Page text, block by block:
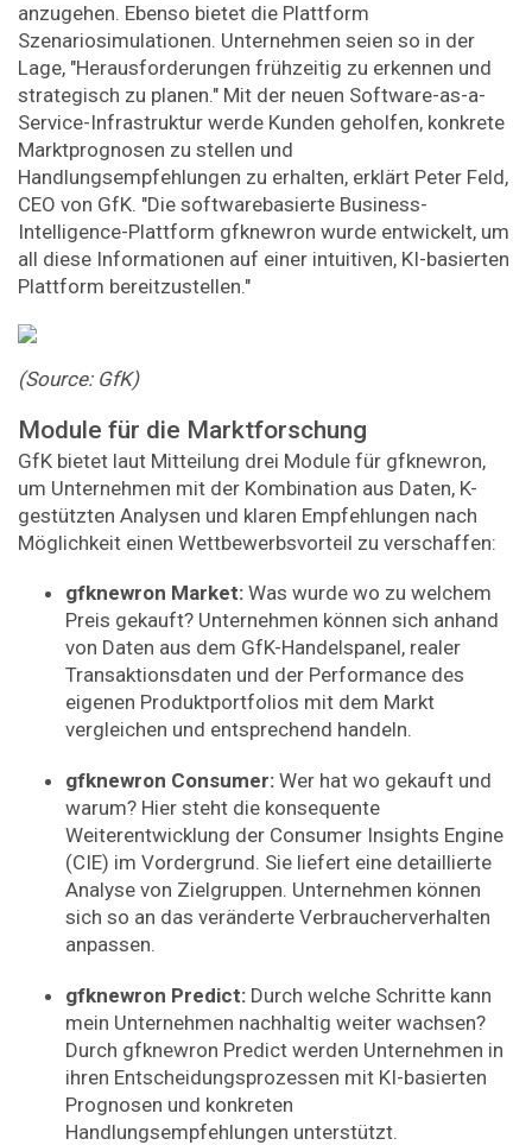
anzugehen. Ebenso bietet die Plattform
Szenariosimulationen. Unternehmen seien so in der
Lage, "Herausforderungen frühzeitig zu erkennen und
strategisch zu planen." Mit der neuen Software-as-a-
Service-Infrastruktur werde Kunden geholfen, konkrete
Marktprognosen zu stellen und
Handlungsempfehlungen zu erhalten, erklärt Peter Feld,
CEO von GfK. "Die softwarebasierte Business-
Intelligence-Plattform gfknewron wurde entwickelt, um
all diese Informationen auf einer intuitiven, KI-basierten
Plattform bereitzustellen."
(Source: GfK)
Module für die Marktforschung
GfK bietet laut Mitteilung drei Module für gfknewron,
um Unternehmen mit der Kombination aus Daten, K-
gestützten Analysen und klaren Empfehlungen nach
Möglichkeit einen Wettbewerbsvorteil zu verschaffen:
gfknewron Market: Was wurde wo zu welchem
Preis gekauft? Unternehmen können sich anhand
von Daten aus dem GfK-Handelspanel, realer
Transaktionsdaten und der Performance des
eigenen Produktportfolios mit dem Markt
vergleichen und entsprechend handeln.
gfknewron Consumer: Wer hat wo gekauft und
warum? Hier steht die konsequente
Weiterentwicklung der Consumer Insights Engine
(CIE) im Vordergrund. Sie liefert eine detaillierte
Analyse von Zielgruppen. Unternehmen können
sich so an das veränderte Verbraucherverhalten
anpassen.
gfknewron Predict: Durch welche Schritte kann
mein Unternehmen nachhaltig weiter wachsen?
Durch gfknewron Predict werden Unternehmen in
ihren Entscheidungsprozessen mit KI-basierten
Prognosen und konkreten
Handlungsempfehlungen unterstützt.